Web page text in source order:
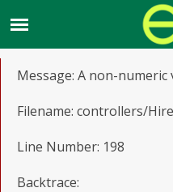
A PHP Error was encountered
Message: A non-
Filename: controllers/
Line Number: 198
Backtrace: